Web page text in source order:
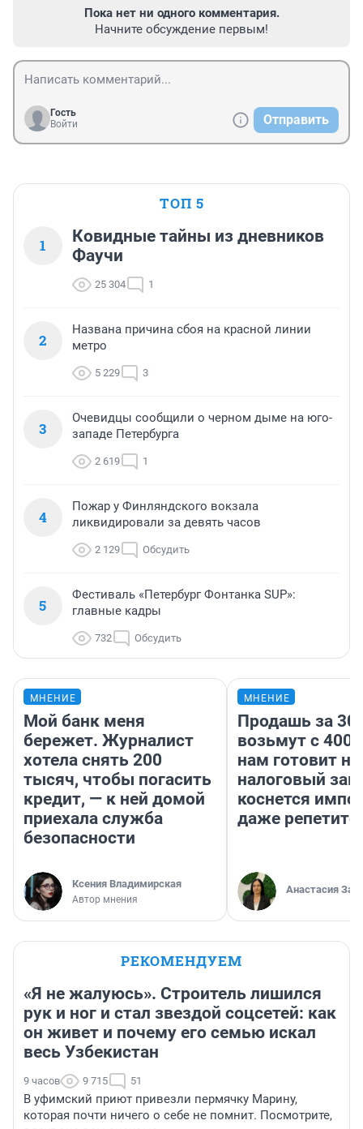
Пока нет ни одного комментария.
Начните обсуждение первым!
Гость
Войти
Отправить
ТОП 5
1
Ковидные тайны из дневников
Фаучи
25 304 1
2
Названа причина сбоя на красной линии
метро
5 229 3
3
Очевидцы сообщили о черном дыме на юго-
западе Петербурга
2 619 1
4
Пожар у Финляндского вокзала
ликвидировали за девять часов
2 129 Обсудить
5
Фестиваль «Петербург Фонтанка SUP»:
главные кадры
732 Обсудить
МНЕНИЕ
Мой банк меня
бережет. Журналист
хотела снять 200
тысяч, чтобы погасить
кредит, — к ней домой
приехала служба
безопасности
Ксения Владимирская
Автор мнения
МНЕНИЕ
Продашь за
возьмут с
нам готовит
налоговый
коснется
даже
Анастасия
РЕКОМЕНДУЕМ
«Я не жалуюсь». Строитель лишился
рук и ног и стал звездой соцсетей: как
он живет и почему его семью искал
весь Узбекистан
9 часов 9 715 51
В уфимский приют привезли пермячку Марину,
которая почти ничего о себе не помнит. Посмотрите,